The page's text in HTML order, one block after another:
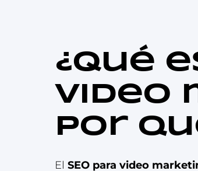
¿Qué
video
por
El SEO para video